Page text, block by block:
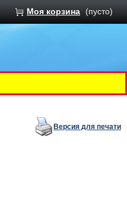
Моя корзина (пусто)
Версия для печати